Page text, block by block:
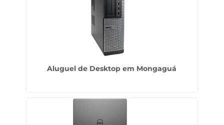
Aluguel de Desktop em Mongaguá